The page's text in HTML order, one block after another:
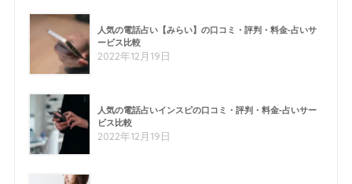
人気の電話占い【みらい】の口コミ・評判・料金-占いサ
ービス比較
2022年12月19日
人気の電話占いインスピの口コミ・評判・料金-占いサー
ビス比較
2022年12月19日